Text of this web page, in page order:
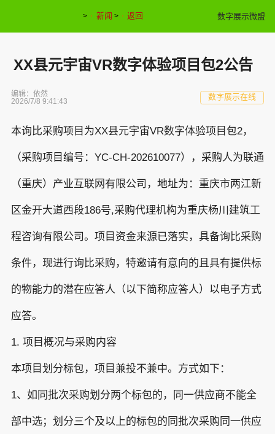
> 新闻 > 返回 数字展示微盟
XX县元宇宙VR数字体验项目包2公告
编辑：依然
2026/7/8 9:41:43
数字展示在线
本询比采购项目为XX县元宇宙VR数字体验项目包2，
（采购项目编号：YC-CH-202610077），采购人为联通
（重庆）产业互联网有限公司，地址为：重庆市两江新
区金开大道西段186号,采购代理机构为重庆杨川建筑工
程咨询有限公司。项目资金来源已落实，具备询比采购
条件，现进行询比采购，特邀请有意向的且具有提供标
的物能力的潜在应答人（以下简称应答人）以电子方式
应答。
1. 项目概况与采购内容
本项目划分标包，项目兼投不兼中。方式如下：
1、如同批次采购划分两个标包的，同一供应商不能全
部中选；划分三个及以上的标包的同批次采购同一供应